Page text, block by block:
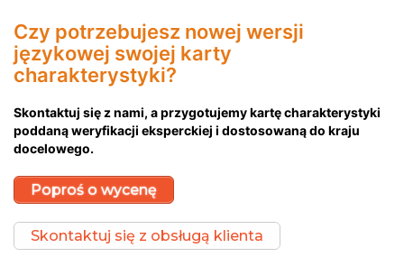
Czy potrzebujesz nowej wersji
językowej swojej karty
charakterystyki?
Skontaktuj się z nami, a przygotujemy kartę charakterystyki
poddaną weryfikacji eksperckiej i dostosowaną do kraju
docelowego.
Poproś o wycenę
Skontaktuj się z obsługą klienta